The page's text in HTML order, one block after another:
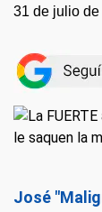
31 de julio
José